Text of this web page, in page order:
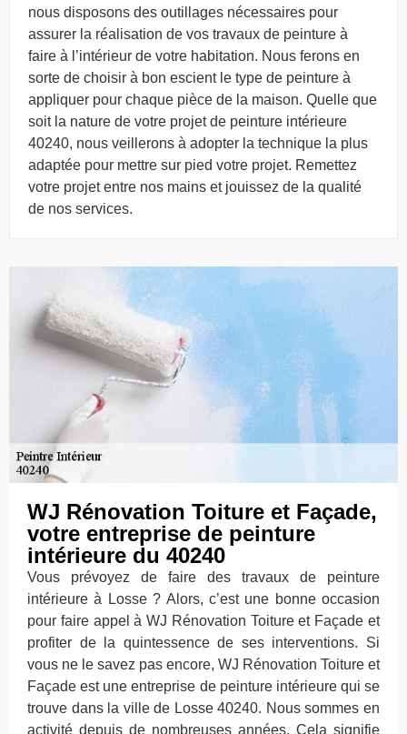
nous disposons des outillages nécessaires pour
assurer la réalisation de vos travaux de peinture à
faire à l’intérieur de votre habitation. Nous ferons en
sorte de choisir à bon escient le type de peinture à
appliquer pour chaque pièce de la maison. Quelle que
soit la nature de votre projet de peinture intérieure
40240, nous veillerons à adopter la technique la plus
adaptée pour mettre sur pied votre projet. Remettez
votre projet entre nos mains et jouissez de la qualité
de nos services.
WJ Rénovation Toiture et Façade,
votre entreprise de peinture
intérieure du 40240
Vous prévoyez de faire des travaux de peinture
intérieure à Losse ? Alors, c’est une bonne occasion
pour faire appel à WJ Rénovation Toiture et Façade et
profiter de la quintessence de ses interventions. Si
vous ne le savez pas encore, WJ Rénovation Toiture et
Façade est une entreprise de peinture intérieure qui se
trouve dans la ville de Losse 40240. Nous sommes en
activité depuis de nombreuses années. Cela signifie